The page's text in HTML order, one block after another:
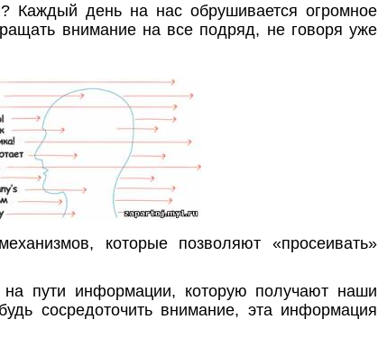
Каждый день на нас обрушивается огромное
внимание на все подряд, не говоря уже
которые позволяют «просеивать»
пути информации, которую получают наши
сосредоточить внимание, эта информация